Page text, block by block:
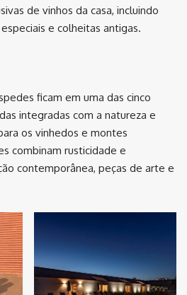
de vinhos da casa, incluindo
e colheitas antigas.
ficam em uma das cinco
integradas com a natureza e
os vinhedos e montes
combinam rusticidade e
contemporânea, peças de arte e